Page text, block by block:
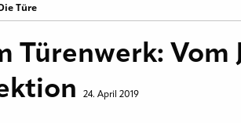
Türe
Türenwerk:
24. April 2019